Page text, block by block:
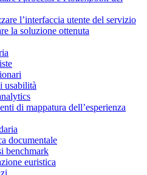
l’interfaccia utente del servizio
la soluzione ottenuta
usabilità
di mappatura dell’esperienza
documentale
benchmark
euristica